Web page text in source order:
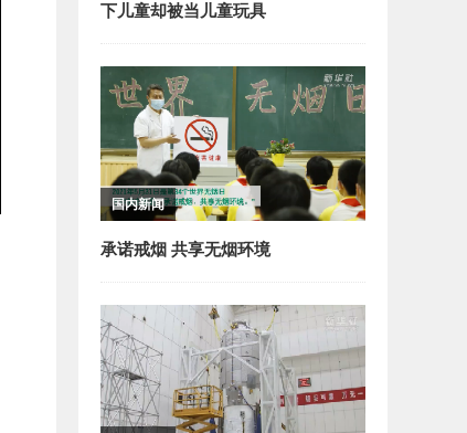
下儿童却被当儿童玩具
国内新闻
承诺戒烟 共享无烟环境